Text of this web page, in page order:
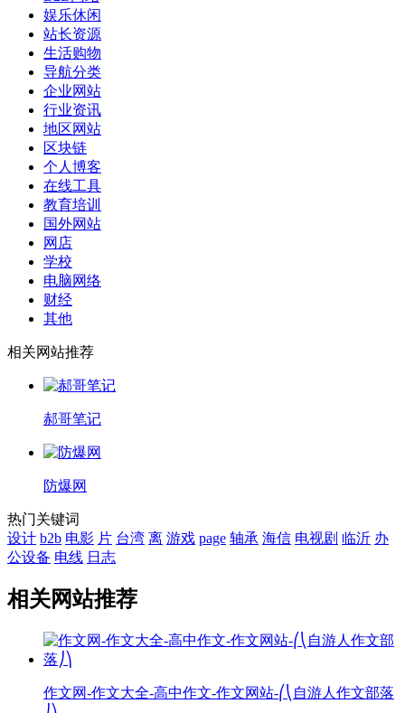
娱乐休闲
站长资源
生活购物
导航分类
企业网站
行业资讯
地区网站
区块链
个人博客
在线工具
教育培训
国外网站
网店
学校
电脑网络
财经
其他
相关网站推荐
郝哥笔记
防爆网
热门关键词
设计 b2b 电影 片 台湾 离 游戏 page 轴承 海信 电视剧 临沂 办
公设备 电线 日志
相关网站推荐
作文网-作文大全-高中作文-作文网站-⎛⎝自游人作文部落